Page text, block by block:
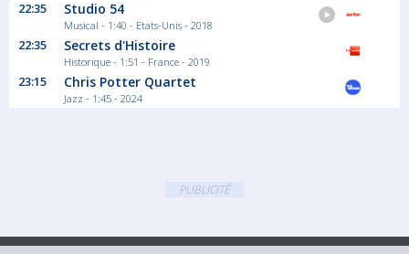
22:35 Studio 54
Musical - 1:40 - Etats-Unis - 2018
22:35 Secrets d'Histoire
Historique - 1:51 - France - 2019
23:15 Chris Potter Quartet
Jazz - 1:45 - 2024
PUBLICITÉ